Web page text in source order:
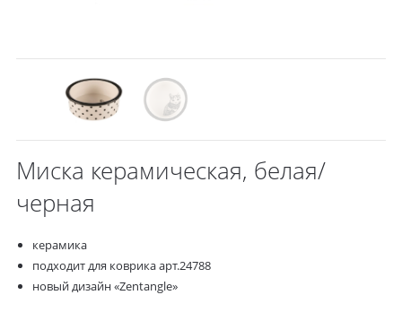
Миска керамическая, белая/
черная
керамика
подходит для коврика арт.24788
новый дизайн «Zentangle»